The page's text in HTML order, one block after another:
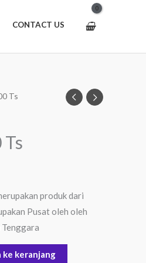
CONTACT US
Ts
produk dari
Pusat oleh oleh
Tenggara
ke keranjang